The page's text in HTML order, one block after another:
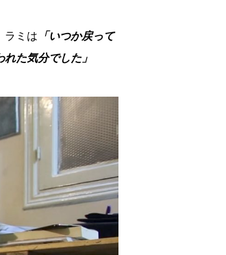
ラミは 「いつか戻って
れた気分でした」